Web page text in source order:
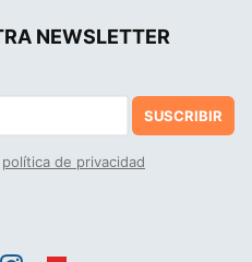
NEWSLETTER
SUSCRIBIR
política de privacidad